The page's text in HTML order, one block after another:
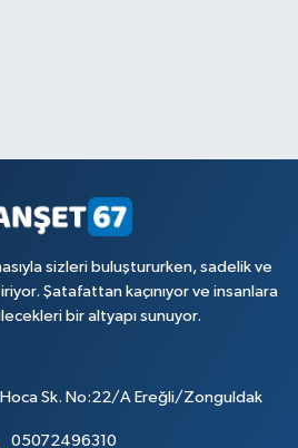
sizleri buluştururken, sadelik ve
Şatafattan kaçınıyor ve insanlara
bir altyapı sunuyor.
Sk. No:22/A Ereğli/Zonguldak
05072496310